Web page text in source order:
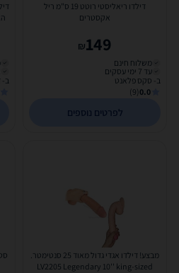
דילדו ריאליסטי רוטט 19 ס"מ ריל
אקסטרים
149
₪
משלוח חינם
עד 7 ימי עסקים
ב- סקס פלאנט
0.0
(9)
לפרטים נוספים
ב-
מבצע! דילדו אגדי גדול מאוד 25 סנטימטר.
LV2205 Legendary 10'' king-sized